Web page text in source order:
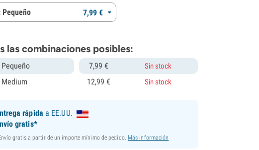
Pequeño 7,99 €
las combinaciones posibles:
7,99 € Sin stock
12,99 € Sin stock
rápida a EE.UU.
gratis*
gratis a partir de un importe mínimo de pedido. Más información